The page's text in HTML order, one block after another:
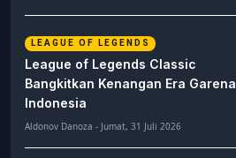
LEAGUE OF LEGENDS
League of Legends Classic
Bangkitkan Kenangan Era Garena
Indonesia
Aldonov Danoza - Jumat, 31 Juli 2026